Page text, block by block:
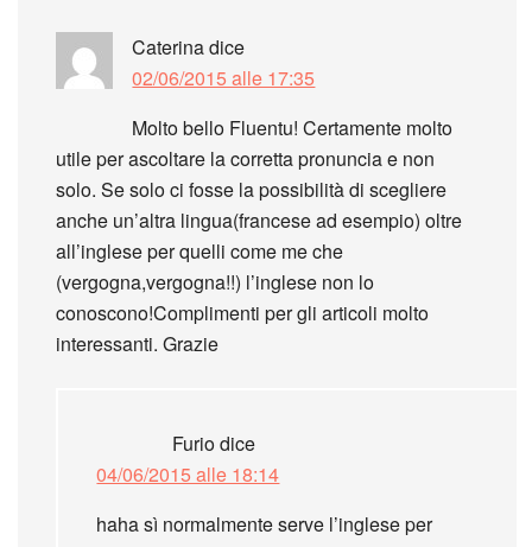
Caterinadice
02/06/2015 alle 17:35
Molto bello Fluentu! Certamente molto
utile per ascoltare la corretta pronuncia e non
solo. Se solo ci fosse la possibilità di scegliere
anche un’altra lingua(francese ad esempio) oltre
all’inglese per quelli come me che
(vergogna,vergogna!!) l’inglese non lo
conoscono!Complimenti per gli articoli molto
interessanti. Grazie
Furiodice
04/06/2015 alle 18:14
haha sì normalmente serve l’inglese per